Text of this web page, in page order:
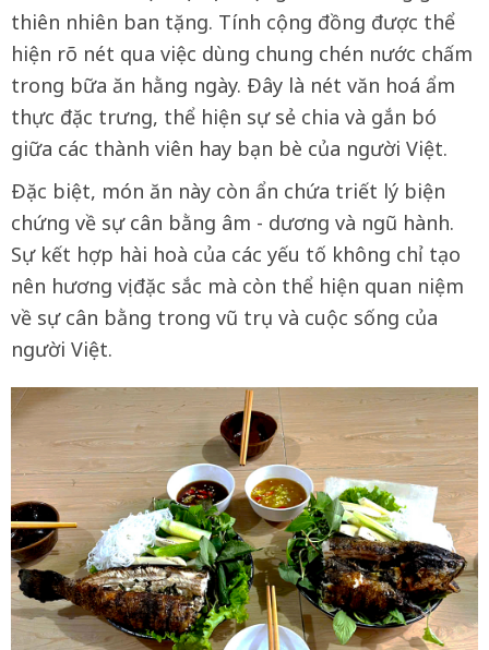
thiên nhiên ban tặng. Tính cộng đồng được thể
hiện rõ nét qua việc dùng chung chén nước chấm
trong bữa ăn hằng ngày. Ðây là nét văn hoá ẩm
thực đặc trưng, thể hiện sự sẻ chia và gắn bó
giữa các thành viên hay bạn bè của người Việt.
Ðặc biệt, món ăn này còn ẩn chứa triết lý biện
chứng về sự cân bằng âm - dương và ngũ hành.
Sự kết hợp hài hoà của các yếu tố không chỉ tạo
nên hương vị đặc sắc mà còn thể hiện quan niệm
về sự cân bằng trong vũ trụ và cuộc sống của
người Việt.